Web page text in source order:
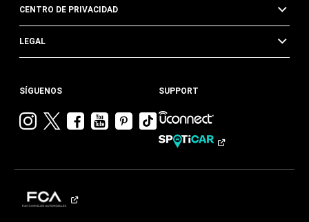
CENTRO DE PRIVACIDAD
LEGAL
SÍGUENOS
VisitarVisitarVisitar
Chrysler en
Visitar
Chrysler en
Visitar
Chrysler en
Pinterest
Visita
Chrysler
Tik
SUPPORT